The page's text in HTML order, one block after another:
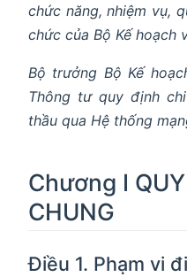
chức năng, nhiệm vụ,
chức của Bộ Kế hoạch
Bộ trưởng Bộ Kế
Thông tư quy định
thầu qua Hệ thống
Chương I
CHUNG
Điều 1. Phạm vi